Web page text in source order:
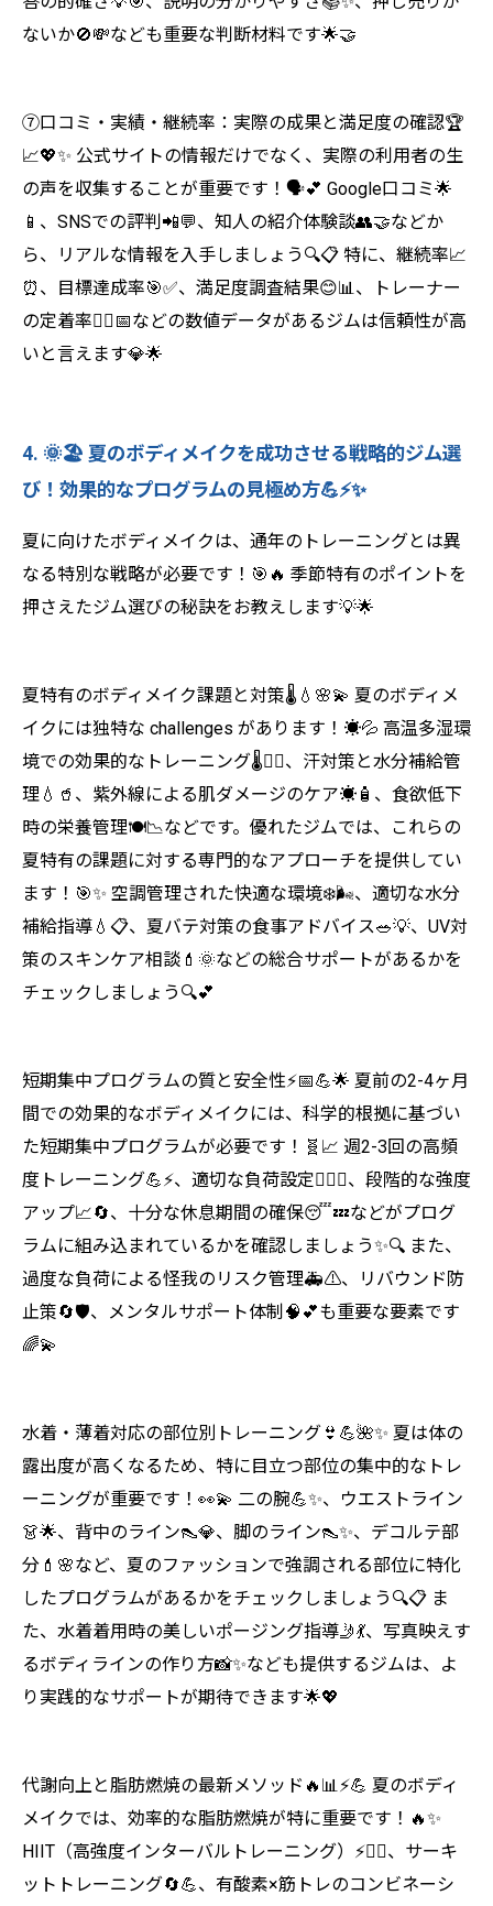
ないか🚫💸なども重要な判断材料です🌟🤝
⑦口コミ・実績・継続率：実際の成果と満足度の確認🏆
📈💖✨ 公式サイトの情報だけでなく、実際の利用者の生
の声を収集することが重要です！🗣️💕 Google口コミ🌟
📱、SNSでの評判📲💬、知人の紹介体験談👥🤝などか
ら、リアルな情報を入手しましょう🔍📋 特に、継続率📈
⏰、目標達成率🎯✅、満足度調査結果😊📊、トレーナー
の定着率👨‍⚕️📅などの数値データがあるジムは信頼性が高
いと言えます💎🌟
4. 🌞🏖️ 夏のボディメイクを成功させる戦略的ジム選
び！効果的なプログラムの見極め方💪⚡✨
夏に向けたボディメイクは、通年のトレーニングとは異
なる特別な戦略が必要です！🎯🔥 季節特有のポイントを
押さえたジム選びの秘訣をお教えします💡🌟
夏特有のボディメイク課題と対策🌡️💧🌸💫 夏のボディメ
イクには独特な challenges があります！☀️💦 高温多湿環
境での効果的なトレーニング🌡️🏋️‍♀️、汗対策と水分補給管
理💧🥤、紫外線による肌ダメージのケア☀️🧴、食欲低下
時の栄養管理🍽️📉などです。優れたジムでは、これらの
夏特有の課題に対する専門的なアプローチを提供してい
ます！🎯✨ 空調管理された快適な環境❄️🌬️、適切な水分
補給指導💧📋、夏バテ対策の食事アドバイス🥗💡、UV対
策のスキンケア相談💄🌞などの総合サポートがあるかを
チェックしましょう🔍💕
短期集中プログラムの質と安全性⚡📅💪🌟 夏前の2-4ヶ月
間での効果的なボディメイクには、科学的根拠に基づい
た短期集中プログラムが必要です！🧬📈 週2-3回の高頻
度トレーニング💪⚡、適切な負荷設定🏋️‍♀️⚖️、段階的な強度
アップ📈🔄、十分な休息期間の確保😴💤などがプログ
ラムに組み込まれているかを確認しましょう✨🔍 また、
過度な負荷による怪我のリスク管理🚑⚠️、リバウンド防
止策🔄🛡️、メンタルサポート体制🧠💕も重要な要素です
🌈💫
水着・薄着対応の部位別トレーニング👙💪🌺✨ 夏は体の
露出度が高くなるため、特に目立つ部位の集中的なトレ
ーニングが重要です！👀💫 二の腕💪✨、ウエストライン
👗🌟、背中のライン👠💎、脚のライン👠✨、デコルテ部
分💄🌸など、夏のファッションで強調される部位に特化
したプログラムがあるかをチェックしましょう🔍📋 ま
た、水着着用時の美しいポージング指導🤳💃、写真映えす
るボディラインの作り方📸✨なども提供するジムは、よ
り実践的なサポートが期待できます🌟💖
代謝向上と脂肪燃焼の最新メソッド🔥📊⚡💪 夏のボディ
メイクでは、効率的な脂肪燃焼が特に重要です！🔥✨
HIIT（高強度インターバルトレーニング）⚡🏃‍♀️、サーキ
ットトレーニング🔄💪、有酸素×筋トレのコンビネーシ